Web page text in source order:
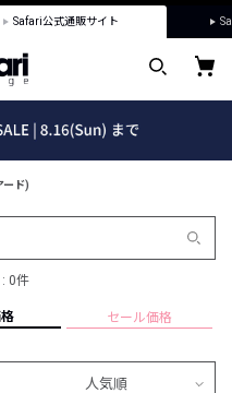
Safari公式通販サイト
ード)
0件
セール価格
人気順